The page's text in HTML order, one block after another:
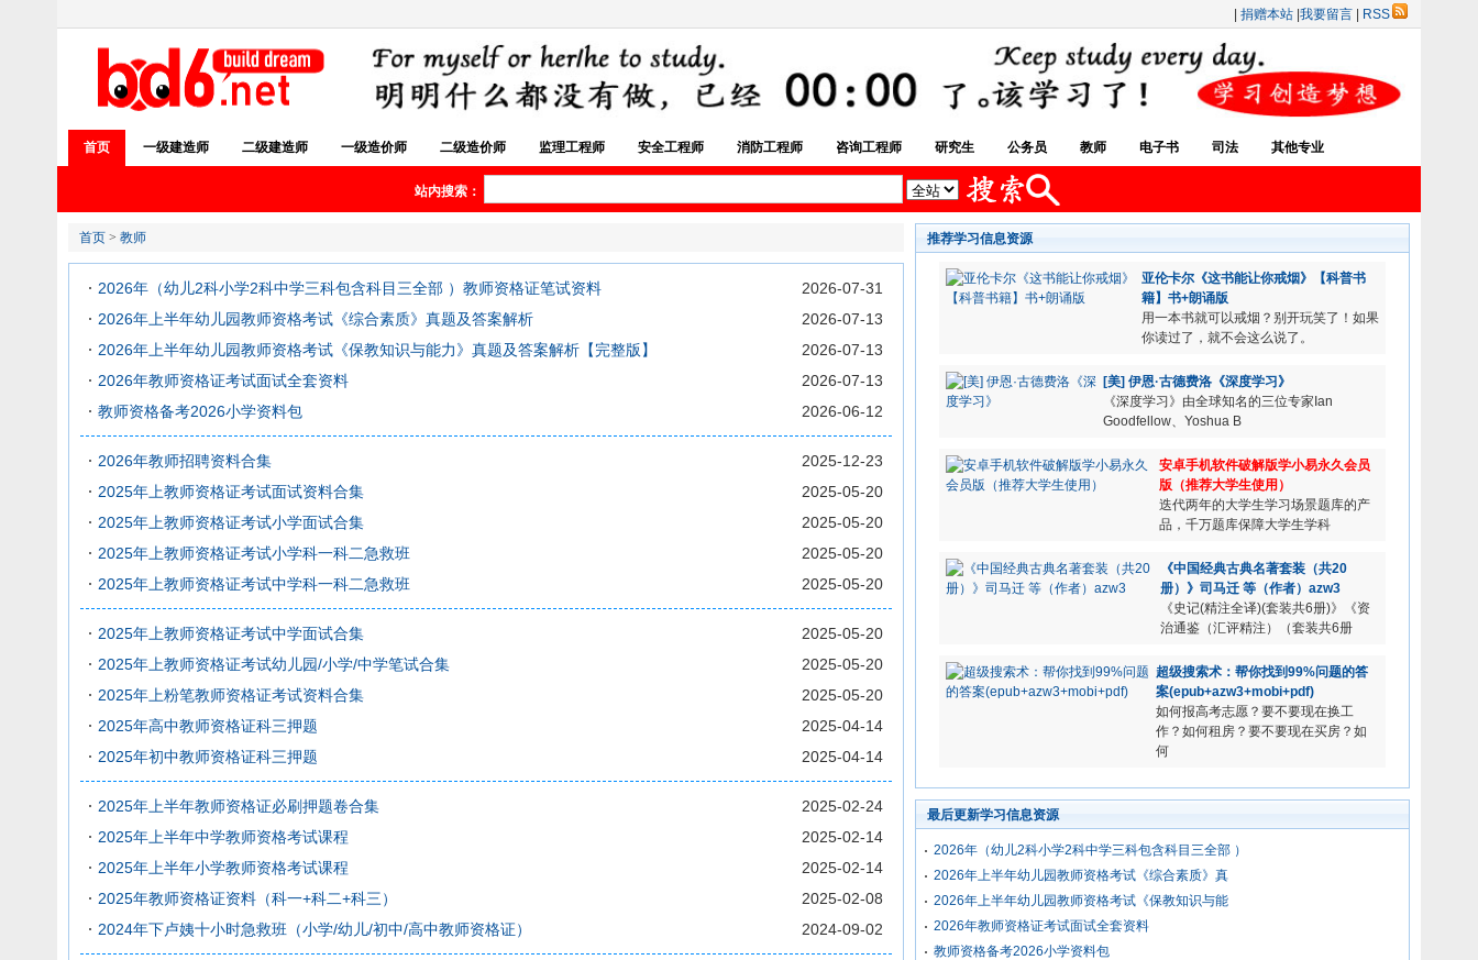
捐赠本站 我要留言 RSS
首页 一级建造师 二级建造师 一级造价师 二级造价师 监理工程师 安全工程师 消防工程师 咨询工程师 研究生 公务员 教师 电子书 司法 其他专业
站内搜索：
首页 > 教师
2026年（幼儿2科小学2科中学三科包含科目三全部 ）教师资格证笔试资料
2026-07-31
2026年上半年幼儿园教师资格考试《综合素质》真题及答案解析
2026-07-13
2026年上半年幼儿园教师资格考试《保教知识与能力》真题及答案解析【完整版】
2026-07-13
2026年教师资格证考试面试全套资料
2026-07-13
教师资格备考2026小学资料包
2026-06-12
2026年教师招聘资料合集
2025-12-23
2025年上教师资格证考试面试资料合集
2025-05-20
2025年上教师资格证考试小学面试合集
2025-05-20
2025年上教师资格证考试小学科一科二急救班
2025-05-20
2025年上教师资格证考试中学科一科二急救班
2025-05-20
2025年上教师资格证考试中学面试合集
2025-05-20
2025年上教师资格证考试幼儿园/小学/中学笔试合集
2025-05-20
2025年上粉笔教师资格证考试资料合集
2025-05-20
2025年高中教师资格证科三押题
2025-04-14
2025年初中教师资格证科三押题
2025-04-14
2025年上半年教师资格证必刷押题卷合集
2025-02-24
2025年上半年中学教师资格考试课程
2025-02-14
2025年上半年小学教师资格考试课程
2025-02-14
2025年教师资格证资料（科一+科二+科三）
2025-02-08
2024年下卢姨十小时急救班（小学/幼儿/初中/高中教师资格证）
2024-09-02
推荐学习信息资源
亚伦卡尔《这书能让你戒烟》【科普书
籍】书+朗诵版
用一本书就可以戒烟？别开玩笑了！如果
你读过了，就不会这么说了。
[美] 伊恩·古德费洛《深度学习》
《深度学习》由全球知名的三位专家Ian
Goodfellow、Yoshua B
安卓手机软件破解版学小易永久会员
版（推荐大学生使用）
迭代两年的大学生学习场景题库的产
品，千万题库保障大学生学科
《中国经典古典名著套装（共20
册）》司马迁 等（作者）azw3
《史记(精注全译)(套装共6册)》《资
治通鉴（汇评精注）（套装共6册
超级搜索术：帮你找到99%问题的答
案(epub+azw3+mobi+pdf)
如何报高考志愿？要不要现在换工
作？如何租房？要不要现在买房？如
何
最后更新学习信息资源
2026年（幼儿2科小学2科中学三科包含科目三全部 ）
2026年上半年幼儿园教师资格考试《综合素质》真
2026年上半年幼儿园教师资格考试《保教知识与能
2026年教师资格证考试面试全套资料
教师资格备考2026小学资料包